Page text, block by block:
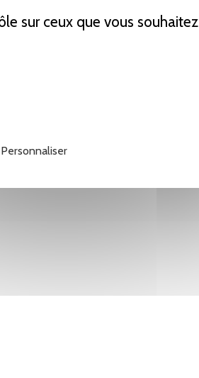
sur ceux que vous souhaitez
Personnaliser